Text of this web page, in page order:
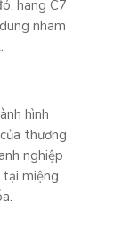
hang C7
nham
hình
thương
nghiệp
miệng